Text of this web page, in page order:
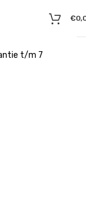
t/m 7
€